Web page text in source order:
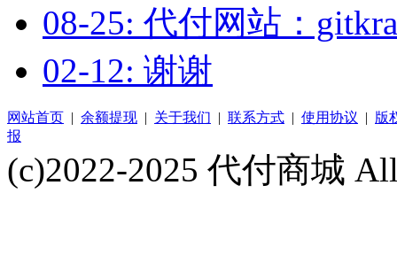
08-25: 代付网站：
02-12: 谢谢
网站首页 | 余额提现 | 关于我们 | 联系方式 | 使用协议 | 版
报
(c)2022-2025 代付商城